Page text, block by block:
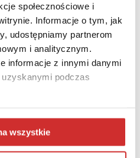
społecznościowe i
Informacje o tym, jak
udostępniamy partnerom
i analitycznym.
informacje z innymi danymi
podczas
wszystkiestudentów Inspera w